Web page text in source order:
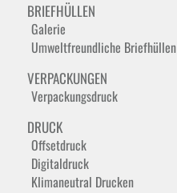
BRIEFHÜLLEN
Galerie
Umweltfreundliche Briefhüllen
VERPACKUNGEN
Verpackungsdruck
DRUCK
Offsetdruck
Digitaldruck
Klimaneutral Drucken